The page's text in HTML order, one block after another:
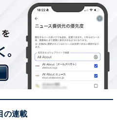
でのランキング結果を見る
の連載